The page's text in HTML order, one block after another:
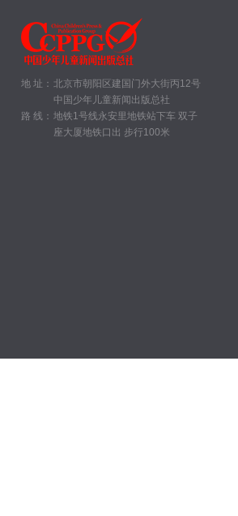
地 址： 北京市朝阳区建国门外大街丙12号
中国少年儿童新闻出版总社
路 线： 地铁1号线永安里地铁站下车 双子
座大厦地铁口出 步行100米